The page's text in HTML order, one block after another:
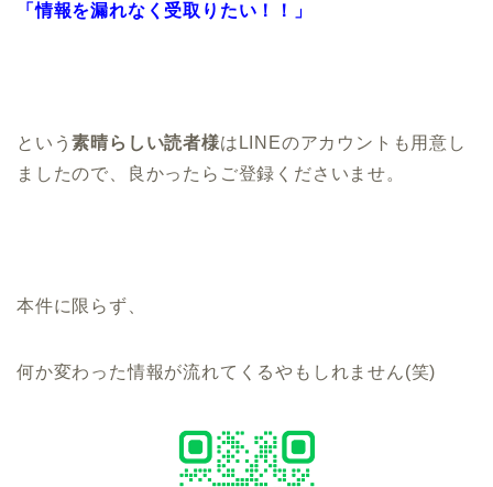
「情報を漏れなく受取りたい！！」
という素晴らしい読者様はLINEのアカウントも用意し
ましたので、良かったらご登録くださいませ。
本件に限らず、
何か変わった情報が流れてくるやもしれません(笑)